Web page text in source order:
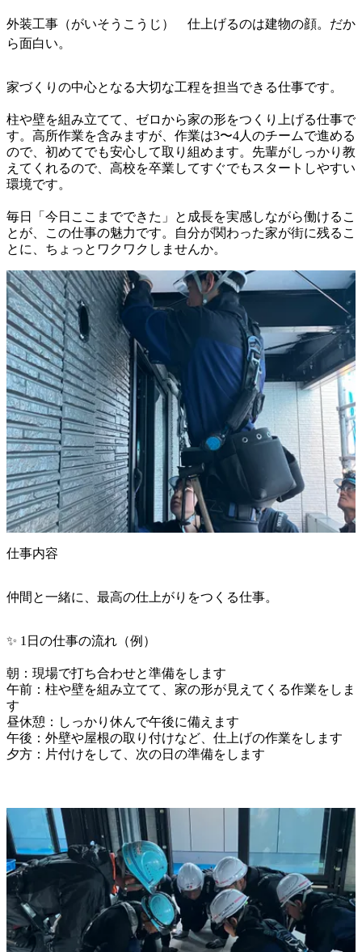
外装工事（がいそうこうじ） 仕上げるのは建物の顔。だか
ら面白い。
家づくりの中心となる大切な工程を担当できる仕事です。
柱や壁を組み立てて、ゼロから家の形をつくり上げる仕事で
す。高所作業を含みますが、作業は3〜4人のチームで進める
ので、初めてでも安心して取り組めます。先輩がしっかり教
えてくれるので、高校を卒業してすぐでもスタートしやすい
環境です。
毎日「今日ここまでできた」と成長を実感しながら働けるこ
とが、この仕事の魅力です。自分が関わった家が街に残るこ
仕事内容
仲間と一緒に、最高の仕上がりをつくる仕事。
✨ 1日の仕事の流れ（例）
朝：現場で打ち合わせと準備をします
午前：柱や壁を組み立てて、家の形が見えてくる作業をしま
す
昼休憩：しっかり休んで午後に備えます
午後：外壁や屋根の取り付けなど、仕上げの作業をします
夕方：片付けをして、次の日の準備をします